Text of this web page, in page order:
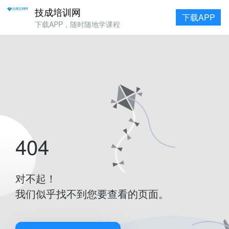
技成培训网
下载APP，随时随地学课程
下载APP
404
对不起！
我们似乎找不到您要查看的页面。